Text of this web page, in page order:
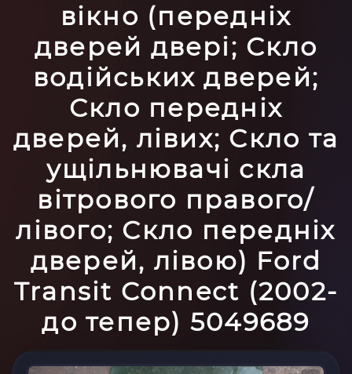
вікно (передніх
дверей двері; Скло
водійських дверей;
Скло передніх
дверей, лівих; Скло та
ущільнювачі скла
вітрового правого/
лівого; Скло передніх
дверей, лівою) Ford
Transit Connect (2002-
до тепер) 5049689